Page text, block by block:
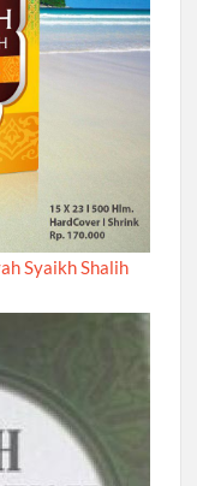
Syaikh Shalih